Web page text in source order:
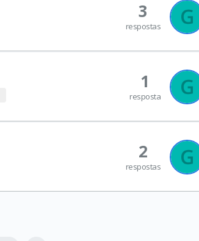
3
respostas
1
resposta
2
respostas